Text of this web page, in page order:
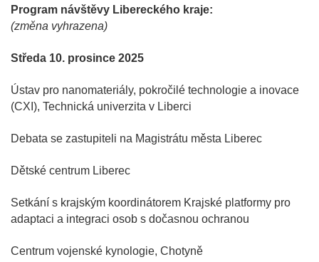
Program návštěvy Libereckého kraje:
(změna vyhrazena)
Středa 10. prosince 2025
Ústav pro nanomateriály, pokročilé technologie a inovace
(CXI), Technická univerzita v Liberci
Debata se zastupiteli na Magistrátu města Liberec
Dětské centrum Liberec
Setkání s krajským koordinátorem Krajské platformy pro
adaptaci a integraci osob s dočasnou ochranou
Centrum vojenské kynologie, Chotyně